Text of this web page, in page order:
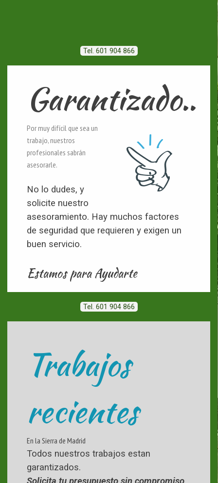
Tel. 601 904 866
Garantizado..
Por muy difícil que sea un
trabajo, nuestros
profesionales sabrán
asesorarle.
No lo dudes, y
solicite nuestro
asesoramiento. Hay muchos factores
de seguridad que requieren y exigen un
buen servicio.
Estamos para Ayudarte
Tel. 601 904 866
Trabajos
recientes
En la Sierra de Madrid
Todos nuestros trabajos estan
garantizados.